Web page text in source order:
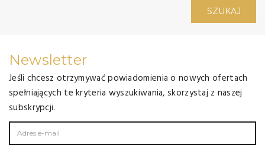
SZUKAJ
Newsletter
Jeśli chcesz otrzymywać powiadomienia o nowych ofertach
spełniających te kryteria wyszukiwania, skorzystaj z naszej
subskrypcji.